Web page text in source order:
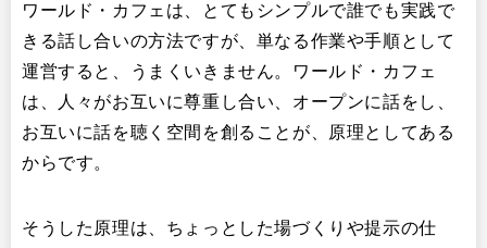
ワールド・カフェは、とてもシンプルで誰でも実践で
きる話し合いの方法ですが、単なる作業や手順として
運営すると、うまくいきません。ワールド・カフェ
は、人々がお互いに尊重し合い、オープンに話をし、
お互いに話を聴く空間を創ることが、原理としてある
からです。
そうした原理は、ちょっとした場づくりや提示の仕